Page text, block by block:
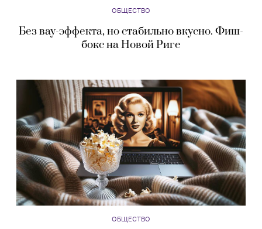
ОБЩЕСТВО
Без вау-эффекта, но стабильно вкусно. Фиш-
бокс на Новой Риге
ОБЩЕСТВО